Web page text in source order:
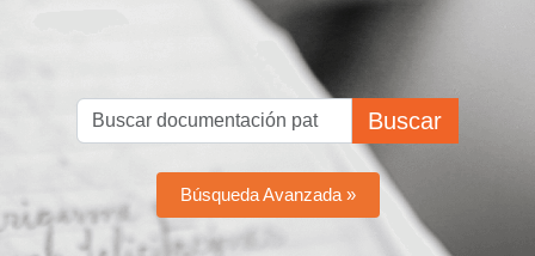
Buscar
Búsqueda Avanzada »